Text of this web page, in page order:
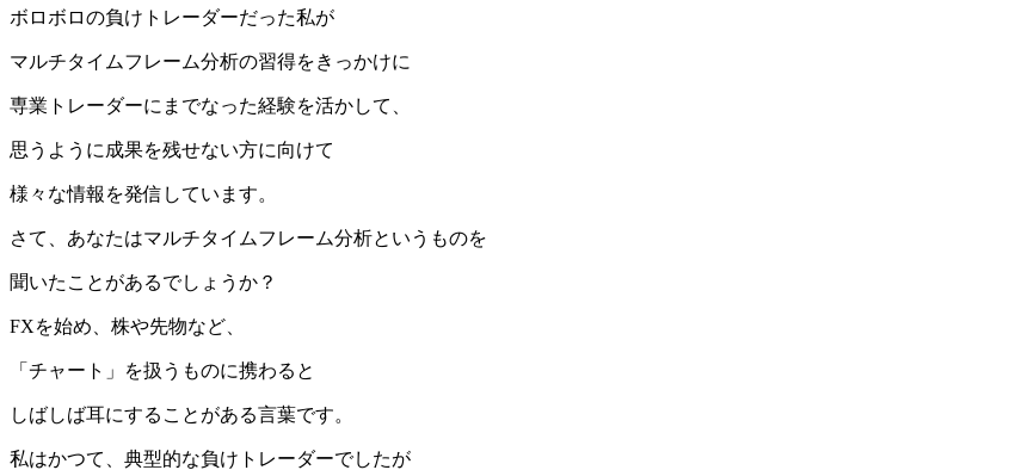
ボロボロの負けトレーダーだった私が
マルチタイムフレーム分析の習得をきっかけに
専業トレーダーにまでなった経験を活かして、
思うように成果を残せない方に向けて
様々な情報を発信しています。
さて、あなたはマルチタイムフレーム分析というものを
聞いたことがあるでしょうか？
FXを始め、株や先物など、
「チャート」を扱うものに携わると
しばしば耳にすることがある言葉です。
私はかつて、典型的な負けトレーダーでしたが